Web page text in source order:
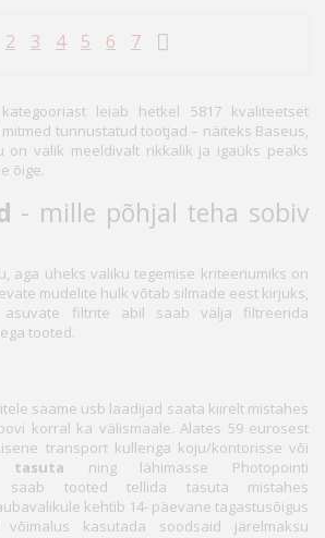
2 3 4 5 6 7
kategooriast leiab hetkel 5817 kvaliteetset
tunnustatud tootjad – näiteks Baseus,
on valik meeldivalt rikkalik ja igaüks peaks
õige.
- mille põhjal teha sobiv
aga üheks valiku tegemise kriteeriumiks on
mudelite hulk võtab silmade eest kirjuks,
filtrite abil saab välja filtreerida
tooted.
saame usb laadijad saata kiirelt mistahes
korral ka välismaale. Alates 59 eurosest
transport kulleriga koju/kontorisse või
tasuta ning lähimasse Photopointi
saab tooted tellida tasuta mistahes
kehtib 14- päevane tagastusõigus
kasutada soodsaid järelmaksu